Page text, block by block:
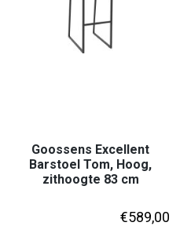
Goossens Excellent
Barstoel Tom, Hoog,
zithoogte 83 cm
€589,00